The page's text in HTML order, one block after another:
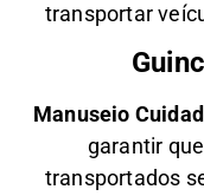
transportar
Manuseio
garantir
transportados